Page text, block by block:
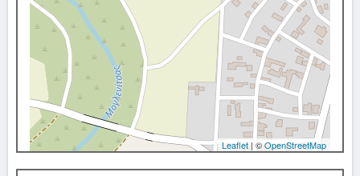
Leaflet| ©OpenStreetMap